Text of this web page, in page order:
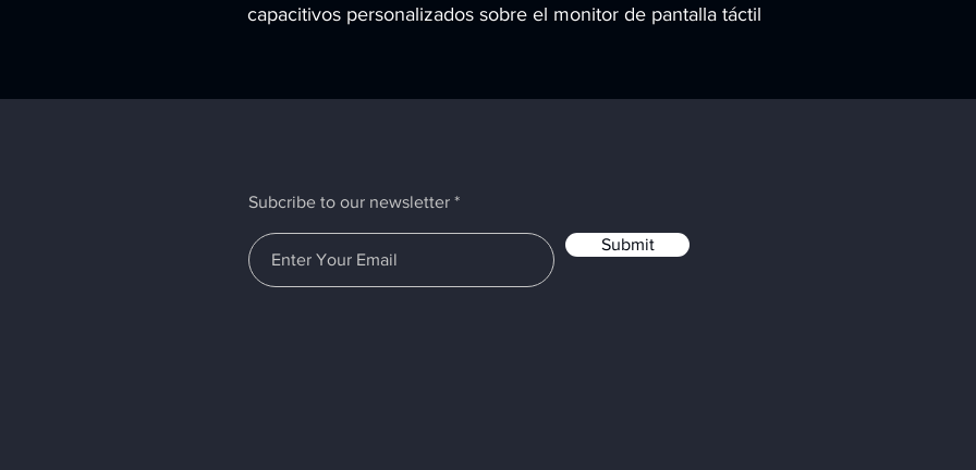
capacitivos personalizados sobre el monitor de pantalla táctil
Subcribe to our newsletter
Submit